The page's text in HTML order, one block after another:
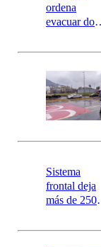
ordena
evacuar dos
Carahue por
río Damas:
activa
mensajería
SAE
Sistema
frontal deja
más de 250
y 317